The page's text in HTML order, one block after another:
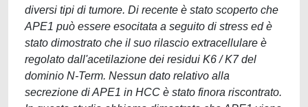
diversi tipi di tumore. Di recente è stato scoperto che
APE1 può essere esocitata a seguito di stress ed è
stato dimostrato che il suo rilascio extracellulare è
regolato dall'acetilazione dei residui K6 / K7 del
dominio N-Term. Nessun dato relativo alla
secrezione di APE1 in HCC è stato finora riscontrato.